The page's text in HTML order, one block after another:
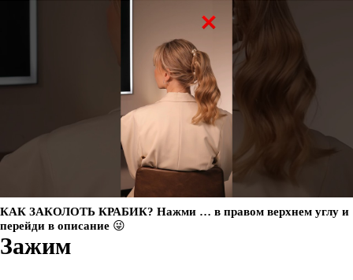
КАК ЗАКОЛОТЬ КРАБИК? Нажми … в правом верхнем углу и
перейди в описание 😜
Зажим